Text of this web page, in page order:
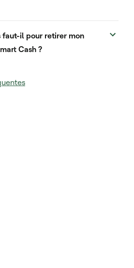
faut-il pour retirer mon
Cash ?